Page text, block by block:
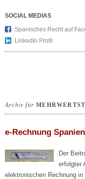
SOCIAL MEDIAS
Spanisches Recht auf
LinkedIn Profil
Archiv für
e-Rechnung
Der
erfolgter
elektronischen Rechnung